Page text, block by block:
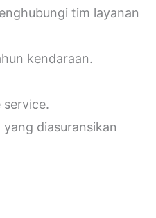
tim layanan
kendaraan.
service.
diasuransikan